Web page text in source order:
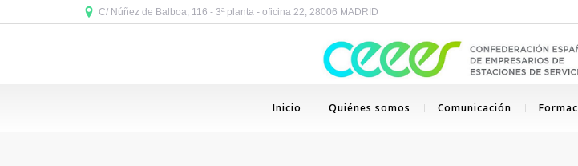
C/ Núñez de Balboa, 116 - 3ª planta - oficina 22, 28006 MADRID
Inicio Quiénes somos Comunicación